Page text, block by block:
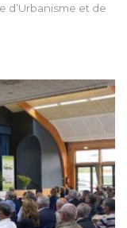
d’Urbanisme et de